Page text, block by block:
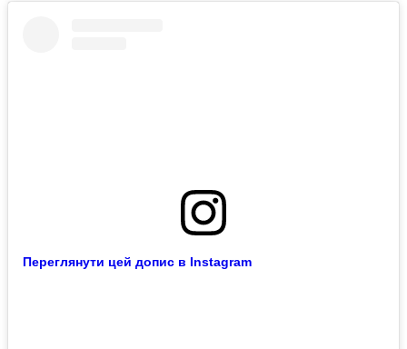
Переглянути цей допис в Instagram